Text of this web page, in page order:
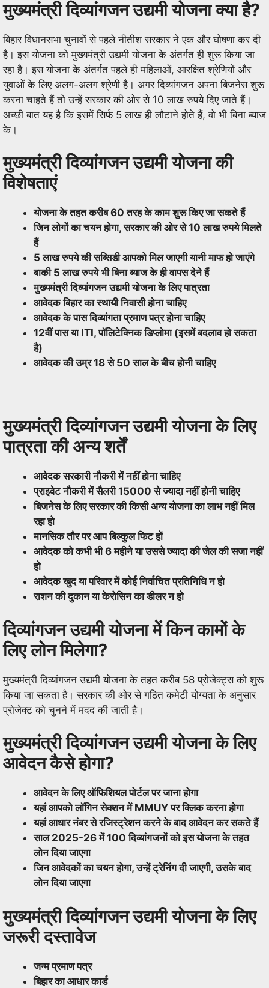
मुख्यमंत्री दिव्यांगजन उद्यमी योजना क्या है?
बिहार विधानसभा चुनावों से पहले नीतीश सरकार ने एक और घोषणा कर दी
है। इस योजना को मुख्यमंत्री उद्यमी योजना के अंतर्गत ही शुरू किया जा
रहा है। इस योजना के अंतर्गत पहले ही महिलाओं, आरक्षित श्रेणियों और
युवाओं के लिए अलग-अलग श्रेणी है। अगर दिव्यांगजन अपना बिजनेस शुरू
करना चाहते हैं तो उन्हें सरकार की ओर से 10 लाख रुपये दिए जाते हैं।
अच्छी बात यह है कि इसमें सिर्फ 5 लाख ही लौटाने होते हैं, वो भी बिना ब्याज
के।
मुख्यमंत्री दिव्यांगजन उद्यमी योजना की
विशेषताएं
योजना के तहत करीब 60 तरह के काम शुरू किए जा सकते हैं
जिन लोगों का चयन होगा, सरकार की ओर से 10 लाख रुपये मिलते
हैं
5 लाख रुपये की सब्सिडी आपको मिल जाएगी यानी माफ हो जाएंगे
बाकी 5 लाख रुपये भी बिना ब्याज के ही वापस देने हैं
मुख्यमंत्री दिव्यांगजन उद्यमी योजना के लिए पात्रता
आवेदक बिहार का स्थायी निवासी होना चाहिए
आवेदक के पास दिव्यांगता प्रमाण पत्र होना चाहिए
12वीं पास या ITI, पॉलिटेक्निक डिप्लोमा (इसमें बदलाव हो सकता
है)
आवेदक की उम्र 18 से 50 साल के बीच होनी चाहिए
मुख्यमंत्री दिव्यांगजन उद्यमी योजना के लिए
पात्रता की अन्य शर्तें
आवेदक सरकारी नौकरी में नहीं होना चाहिए
प्राइवेट नौकरी में सैलरी 15000 से ज्यादा नहीं होनी चाहिए
बिजनेस के लिए सरकार की किसी अन्य योजना का लाभ नहीं मिल
रहा हो
मानसिक तौर पर आप बिल्कुल फिट हों
आवेदक को कभी भी 6 महीने या उससे ज्यादा की जेल की सजा नहीं
हो
आवेदक खुद या परिवार में कोई निर्वाचित प्रतिनिधि न हो
राशन की दुकान या केरोसिन का डीलर न हो
दिव्यांगजन उद्यमी योजना में किन कामों के
लिए लोन मिलेगा?
मुख्यमंत्री दिव्यांगजन उद्यमी योजना के तहत करीब 58 प्रोजेक्ट्स को शुरू
किया जा सकता है। सरकार की ओर से गठित कमेटी योग्यता के अनुसार
प्रोजेक्ट को चुनने में मदद की जाती है।
मुख्यमंत्री दिव्यांगजन उद्यमी योजना के लिए
आवेदन कैसे होगा?
आवेदन के लिए ऑफिशियल पोर्टल पर जाना होगा
यहां आपको लॉगिन सेक्शन में MMUY पर क्लिक करना होगा
यहां आधार नंबर से रजिस्ट्रेशन करने के बाद आवेदन कर सकते हैं
साल 2025-26 में 100 दिव्यांगजनों को इस योजना के तहत
लोन दिया जाएगा
जिन आवेदकों का चयन होगा, उन्हें ट्रेनिंग दी जाएगी, उसके बाद
लोन दिया जाएगा
मुख्यमंत्री दिव्यांगजन उद्यमी योजना के लिए
जरूरी दस्तावेज
जन्म प्रमाण पत्र
बिहार का आधार कार्ड